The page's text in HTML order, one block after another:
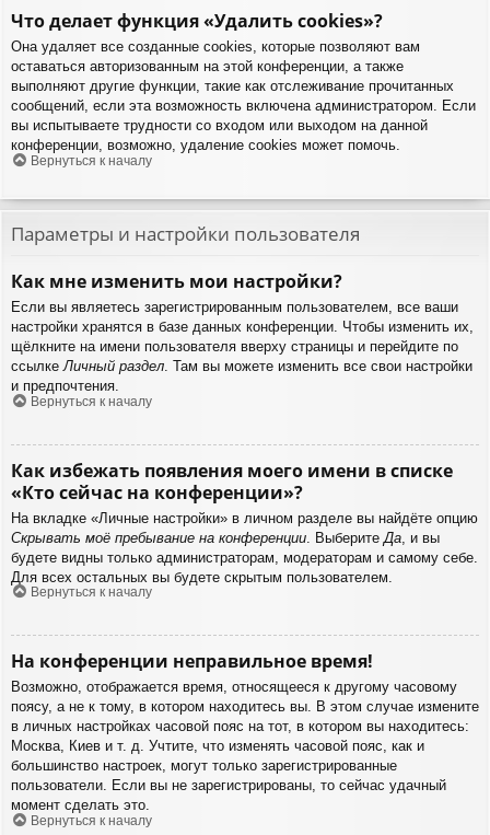
Что делает функция «Удалить cookies»?
Она удаляет все созданные cookies, которые позволяют вам
оставаться авторизованным на этой конференции, а также
выполняют другие функции, такие как отслеживание прочитанных
сообщений, если эта возможность включена администратором. Если
вы испытываете трудности со входом или выходом на данной
конференции, возможно, удаление cookies может помочь.
Вернуться к началу
Параметры и настройки пользователя
Как мне изменить мои настройки?
Если вы являетесь зарегистрированным пользователем, все ваши
настройки хранятся в базе данных конференции. Чтобы изменить их,
щёлкните на имени пользователя вверху страницы и перейдите по
ссылкеЛичный раздел. Там вы можете изменить все свои настройки
и предпочтения.
Вернуться к началу
Как избежать появления моего имени в списке
«Кто сейчас на конференции»?
На вкладке «Личные настройки» в личном разделе вы найдёте опцию
Скрывать моё пребывание на конференции . Выберите Да , и вы
будете видны только администраторам, модераторам и самому себе.
Для всех остальных вы будете скрытым пользователем.
Вернуться к началу
На конференции неправильное время!
Возможно, отображается время, относящееся к другому часовому
поясу, а не к тому, в котором находитесь вы. В этом случае измените
в личных настройках часовой пояс на тот, в котором вы находитесь:
Москва, Киев и т. д. Учтите, что изменять часовой пояс, как и
большинство настроек, могут только зарегистрированные
пользователи. Если вы не зарегистрированы, то сейчас удачный
момент сделать это.
Вернуться к началу